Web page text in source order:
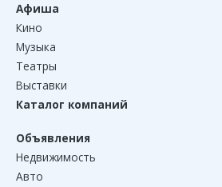
Афиша
Кино
Музыка
Театры
Выставки
Каталог компаний
Объявления
Недвижимость
Авто